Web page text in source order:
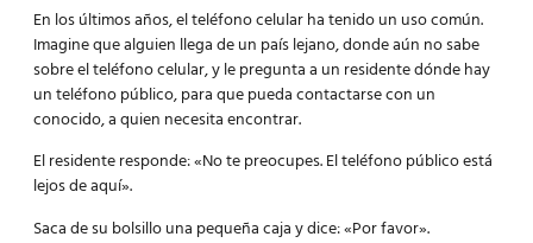
En los últimos años, el teléfono celular ha tenido un uso común.
Imagine que alguien llega de un país lejano, donde aún no sabe
sobre el teléfono celular, y le pregunta a un residente dónde hay
un teléfono público, para que pueda contactarse con un
conocido, a quien necesita encontrar.
El residente responde: «No te preocupes. El teléfono público está
lejos de aquí».
Saca de su bolsillo una pequeña caja y dice: «Por favor».